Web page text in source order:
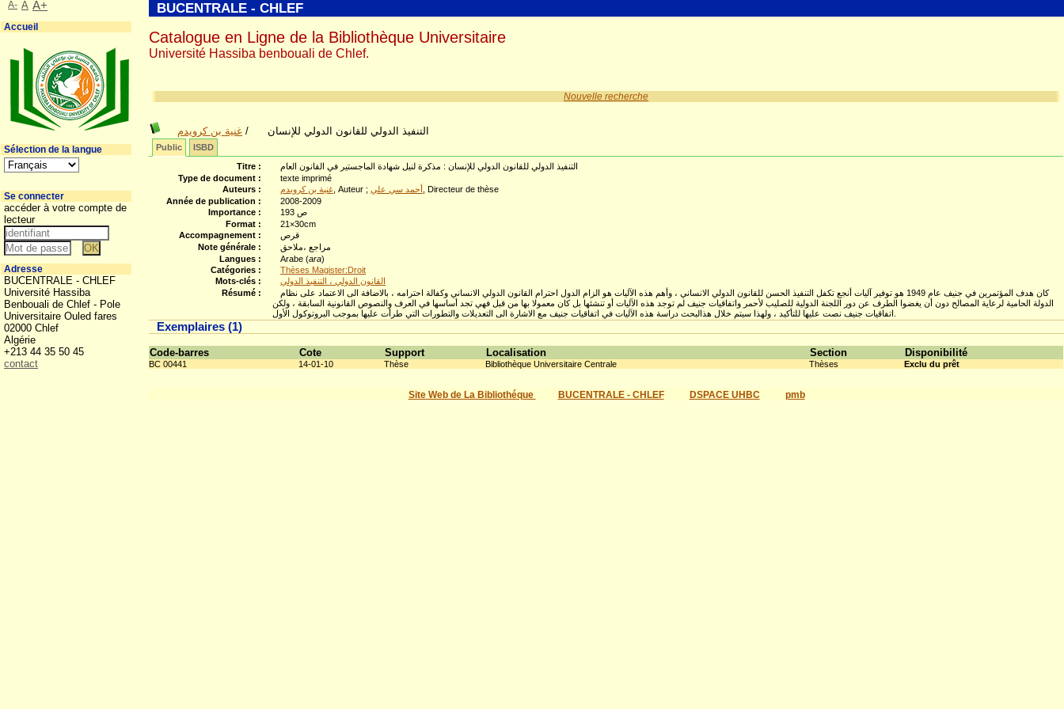
Nouvelle recherche
التنفيذ الدولي للقانون الدولي للإنسان / غنية بن كرويدم
Public
ISBD
Titre :
التنفيذ الدولي للقانون الدولي للإنسان : مذكرة لنيل شهادة الماجستير في القانون العام
Type de document :
texte imprimé
Auteurs :
غنية بن كرويدم , Auteur ;أحمد سي علي , Directeur de thèse
Année de publication :
2008-2009
Importance :
193 ص
Format :
21×30cm
Accompagnement :
قرص
Note générale :
مراجع ،ملاحق
Langues :
Arabe (ara)
Catégories :
Thèses Magister:Droit
Mots-clés :
القانون الدولي ، التنفيذ الدولي
Résumé :
كان هدف المؤتمرين في جنيف عام 1949 هو توفير آليات أنجع تكفل التنفيذ الحسن للقانون الدولي الانساني ، وأهم هذه الآليات هو الزام الدول احترام القانون الدولي الانساني وكفالة احترامه ، بالاضافة الى الاعتماد على نظام
الدولة الحامية لرعاية المصالح دون أن يغضوا الطرف عن دور اللجنة الدولية للصليب لأحمر واتفاقيات جنيف لم توجد هذه الآليات أو تنشئها بل كان معمولا بها من قبل فهي تجد أساسها في العرف والنصوص القانونية السابقة ، ولكن
Exemplaires (1)
Code-barres Cote Support Localisation Section Disponibilité
BC 00441 14-01-10 Thèse Bibliothèque Universitaire Centrale Thèses Exclu du prêt
Site Web de La Bibliothéque BUCENTRALE - CHLEF DSPACE UHBC pmb
BUCENTRALE - CHLEF
Catalogue en Ligne de la Bibliothèque Universitaire
Université Hassiba benbouali de Chlef.
A- A A+
Accueil
Sélection de la langue
Se connecter
accéder à votre compte de
lecteur
Adresse
BUCENTRALE - CHLEF
Université Hassiba
Benbouali de Chlef - Pole
Universitaire Ouled fares
02000 Chlef
Algérie
+213 44 35 50 45
contact